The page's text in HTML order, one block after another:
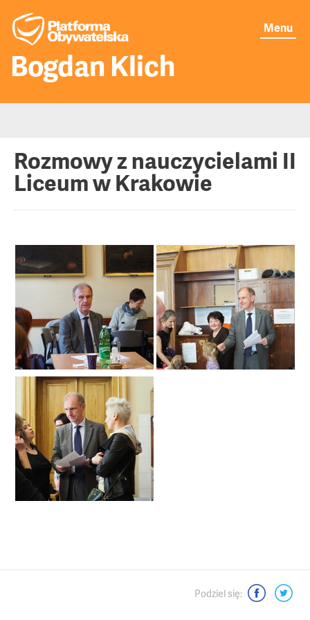
Bogdan Klich
Menu
Aktualności
Senat
Moje dokonania
Media o mnie - wywiady, artykuły
Mój videoblog
Podsumowania kadencji Senatu
Dla mediów
Rozmowy z nauczycielami II
Liceum w Krakowie
Podziel się: